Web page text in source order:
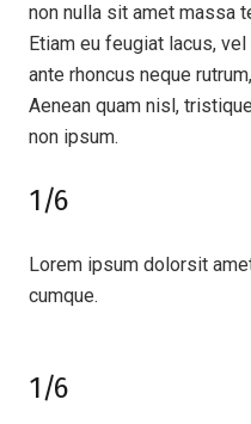
non nulla sit amet massa
Etiam eu feugiat lacus,
ante rhoncus neque
Aenean quam nisl,
non ipsum.
1/6
Lorem ipsum dolorsit
cumque.
1/6